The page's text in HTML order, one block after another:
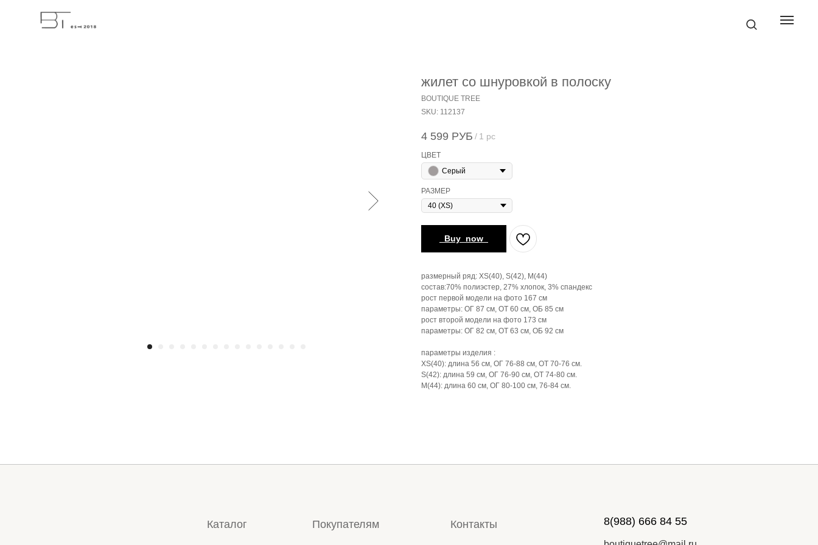
жилет со шнуровкой в полоску
BOUTIQUE TREE
SKU: 112137
4 599 РУБ / 1 pc
ЦВЕТ
Серый
РАЗМЕР
_Buy_now_
размерный ряд: XS(40), S(42), M(44)
состав:70% полиэстер, 27% хлопок, 3% спандекс
рост первой модели на фото 167 см
параметры: ОГ 87 см, ОТ 60 см, ОБ 85 см
рост второй модели на фото 173 см
параметры: ОГ 82 см, ОТ 63 см, ОБ 92 см
параметры изделия :
XS(40): длина 56 см, ОГ 76-88 см, ОТ 70-76 см.
S(42): длина 59 см, ОГ 76-90 см, ОТ 74-80 см.
М(44): длина 60 см, ОГ 80-100 см, 76-84 см.
8(988) 666 84 55
Каталог Покупателям Контакты